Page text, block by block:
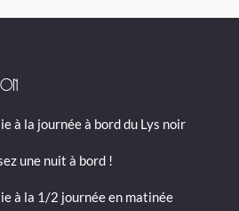
à la journée à bord du Lys noir
une nuit à bord !
à la 1/2 journée en matinée